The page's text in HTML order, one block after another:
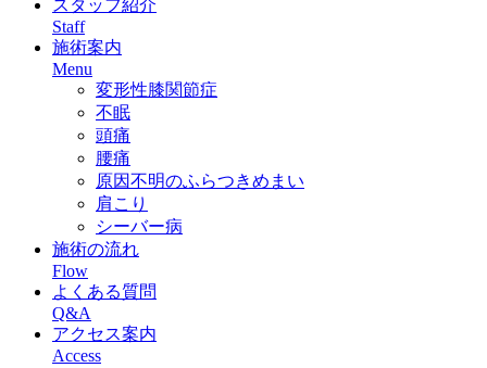
スタッフ紹介
Staff
施術案内
Menu
変形性膝関節症
不眠
頭痛
腰痛
原因不明のふらつきめまい
肩こり
シーバー病
施術の流れ
Flow
よくある質問
Q&A
アクセス案内
Access